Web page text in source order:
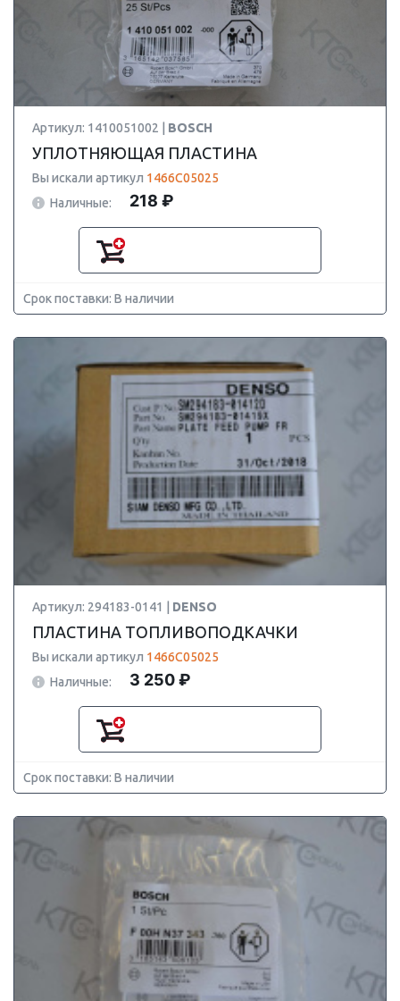
Артикул: 1410051002 | BOSCH
УПЛОТНЯЮЩАЯ ПЛАСТИНА
Вы искали артикул 1466C05025
Наличные:
218 ₽
Срок поставки: В наличии
Артикул: 294183-0141 | DENSO
ПЛАСТИНА ТОПЛИВОПОДКАЧКИ
Вы искали артикул 1466C05025
Наличные:
3 250 ₽
Срок поставки: В наличии